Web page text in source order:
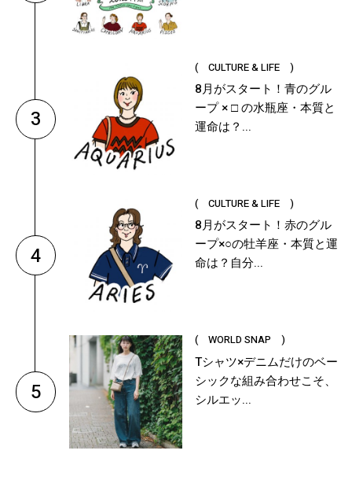
3
( CULTURE & LIFE )
8月がスタート！青のグル
ープ × □ の水瓶座・本質と
運命は？...
4
( CULTURE & LIFE )
8月がスタート！赤のグル
ープ×○の牡羊座・本質と運
命は？自分...
5
( WORLD SNAP )
Tシャツ×デニムだけのベー
シックな組み合わせこそ、
シルエッ...